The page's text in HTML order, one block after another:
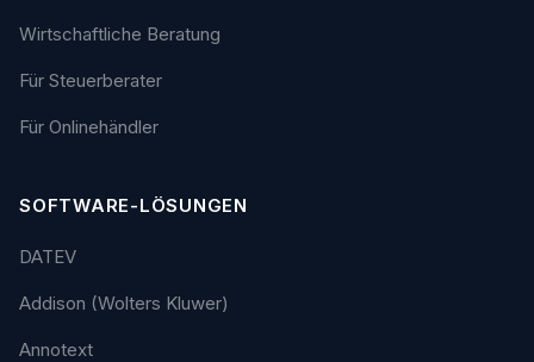
Wirtschaftliche Beratung
Für Steuerberater
Für Onlinehändler
SOFTWARE-LÖSUNGEN
DATEV
Addison (Wolters Kluwer)
Annotext